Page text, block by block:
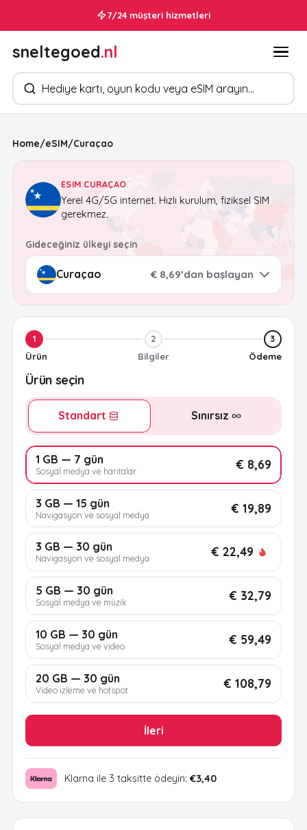
7/24 müşteri hizmetleri
sneltegoed.nl
Ürün arayın
Home/eSIM/Curaçao
ESIM CURAÇAO
Yerel 4G/5G internet. Hızlı kurulum, fiziksel SIM
gerekmez.
Gideceğiniz ülkeyi seçin
€ 8,69’dan başlayan
1
Ürün
2
Bilgiler
3
Ödeme
Ürün seçin
Standart Sınırsız
1 GB — 7 gün
Sosyal medya ve haritalar € 8,69
3 GB — 15 gün
Navigasyon ve sosyal medya € 19,89
3 GB — 30 gün
Navigasyon ve sosyal medya € 22,49
5 GB — 30 gün
Sosyal medya ve müzik € 32,79
10 GB — 30 gün
Sosyal medya ve video € 59,49
20 GB — 30 gün
Video izleme ve hotspot € 108,79
İleri
Klarna ile 3 taksitte ödeyin: €3,40